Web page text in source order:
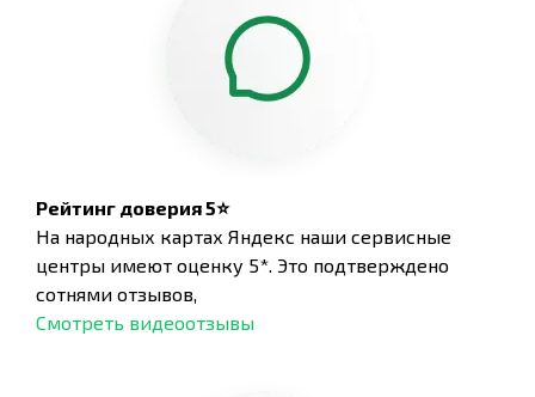
Рейтинг доверия 5⭐
На народных картах Яндекс наши сервисные
центры имеют оценку 5*. Это подтверждено
сотнями отзывов,
Смотреть видеоотзывы